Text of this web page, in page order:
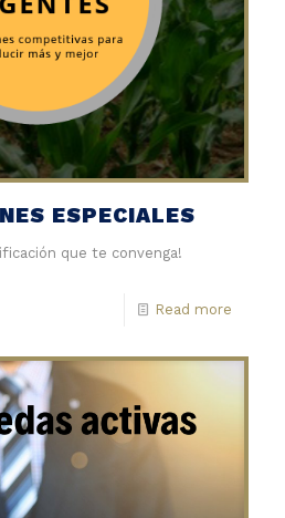
ESPECIALES
que te convenga!
Read more